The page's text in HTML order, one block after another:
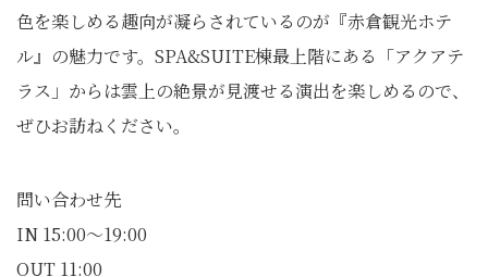
色を楽しめる趣向が凝らされているのが『赤倉観光ホテ
ル』の魅力です。SPA&SUITE棟最上階にある「アクアテ
ラス」からは雲上の絶景が見渡せる演出を楽しめるので、
ぜひお訪ねください。
問い合わせ先
IN 15:00～19:00
OUT 11:00